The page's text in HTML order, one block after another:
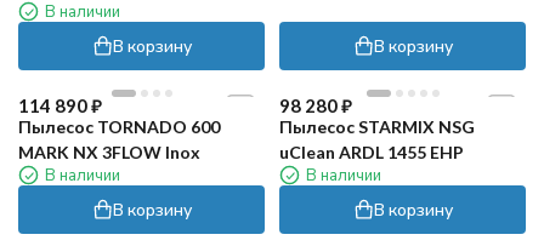
В наличии
В корзину В корзину
114 890₽
Пылесос TORNADO 600
MARK NX 3FLOW Inox
В наличии
В корзину
98 280₽
Пылесос STARMIX NSG
uClean ARDL 1455 EHP
В наличии
В корзину